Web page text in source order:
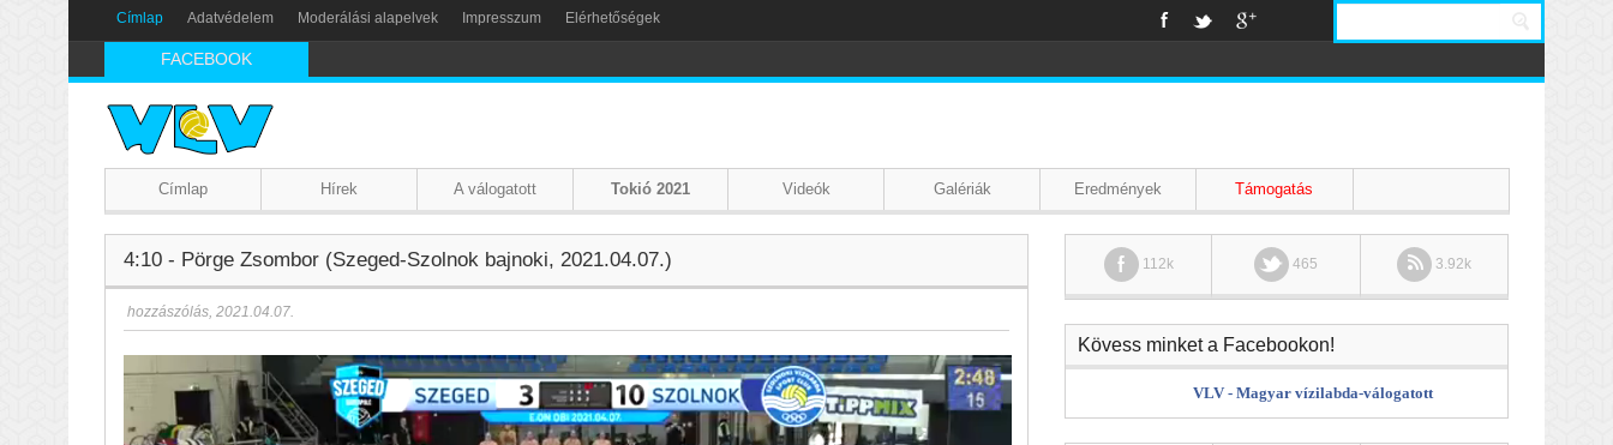
Címlap Adatvédelem Moderálási alapelvek Impresszum Elérhetőségek
FACEBOOK
Címlap Hírek A válogatott Tokió 2021 Videók Galériák Eredmények Támogatás
4:10 - Pörge Zsombor (Szeged-Szolnok bajnoki, 2021.04.07.)
hozzászólás, 2021.04.07.
112k 465 3.92k
Kövess minket a Facebookon!
VLV - Magyar vízilabda-válogatott